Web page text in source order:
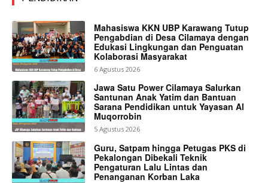
Mahasiswa KKN UBP Karawang Tutup
Pengabdian di Desa Cilamaya dengan
Edukasi Lingkungan dan Penguatan
Kolaborasi Masyarakat
6 Agustus 2026
Jawa Satu Power Cilamaya Salurkan
Santunan Anak Yatim dan Bantuan
Sarana Pendidikan untuk Yayasan Al
Muqorrobin
5 Agustus 2026
Guru, Satpam hingga Petugas PKS di
Pekalongan Dibekali Teknik
Pengaturan Lalu Lintas dan
Penanganan Korban Laka